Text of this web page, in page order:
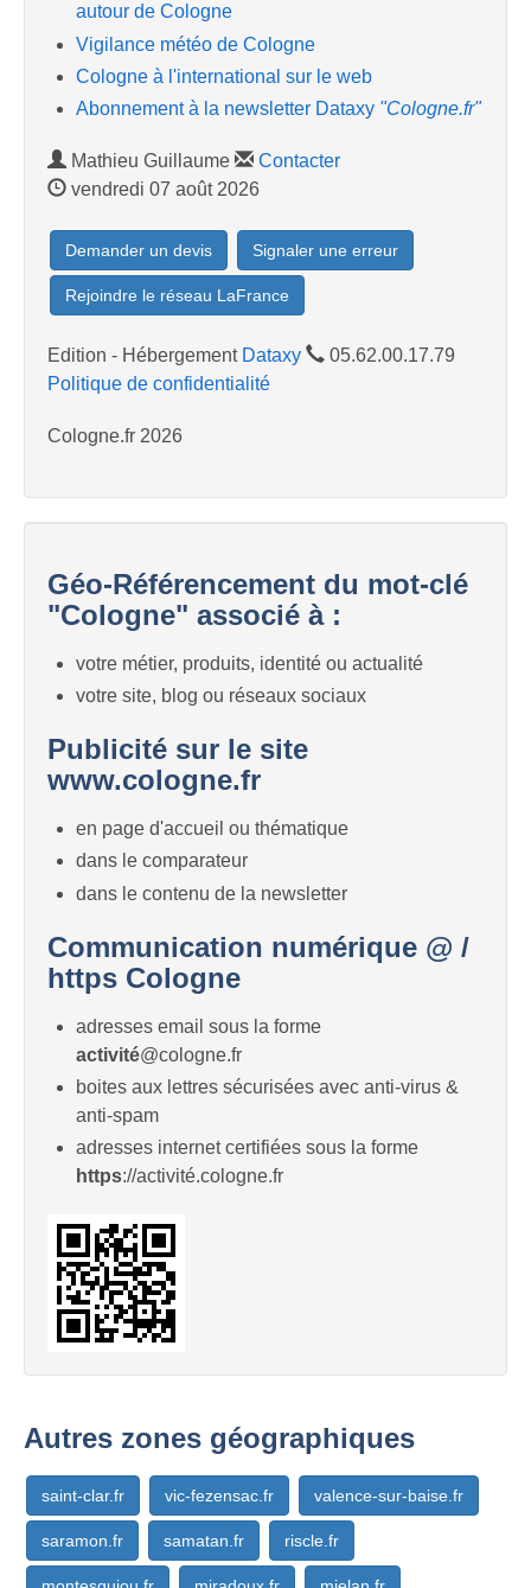
autour de Cologne
Vigilance météo de Cologne
Cologne à l'international sur le web
Abonnement à la newsletter Dataxy "Cologne.fr"
Mathieu Guillaume
Contacter
vendredi 07 août 2026
Demander un devis Signaler une erreur
Rejoindre le réseau LaFrance
Edition - Hébergement Dataxy
05.62.00.17.79
Politique de confidentialité
Cologne.fr 2026
Géo-Référencement du mot-clé
"Cologne" associé à :
votre métier, produits, identité ou actualité
votre site, blog ou réseaux sociaux
Publicité sur le site
www.cologne.fr
en page d'accueil ou thématique
dans le comparateur
dans le contenu de la newsletter
Communication numérique @ /
https Cologne
adresses email sous la forme
activité@cologne.fr
boites aux lettres sécurisées avec anti-virus &
anti-spam
adresses internet certifiées sous la forme
https://activité.cologne.fr
Autres zones géographiques
saint-clar.fr vic-fezensac.fr valence-sur-baise.fr
saramon.fr samatan.fr riscle.fr